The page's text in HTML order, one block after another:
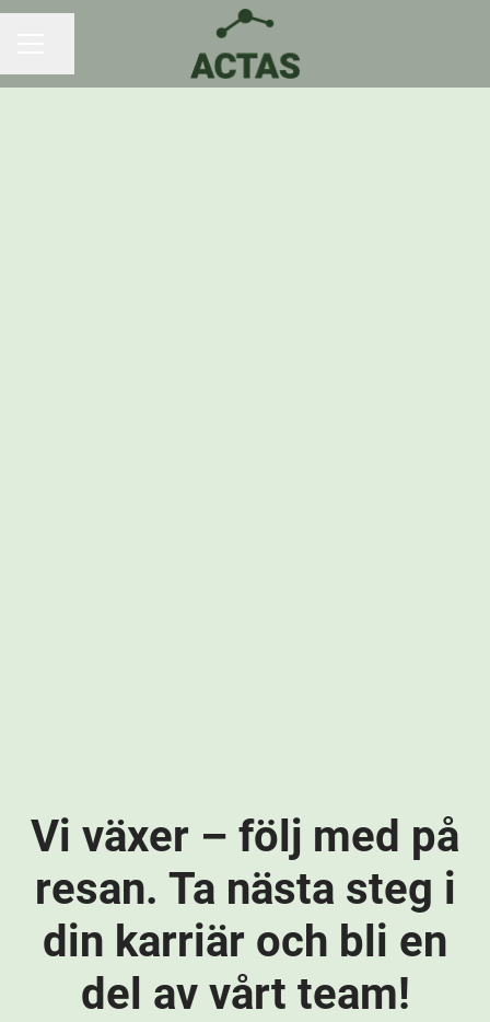
Vi växer – följ med på
resan. Ta nästa steg i
din karriär och bli en
del av vårt team!